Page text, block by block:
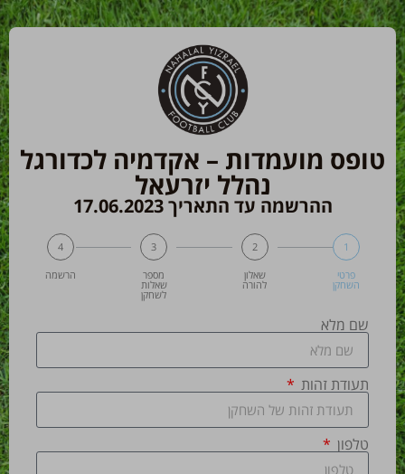
טופס מועמדות – אקדמיה לכדורגל
נהלל יזרעאל
ההרשמה עד התאריך 17.06.2023
1
פרטי
השחקן
2
שאלון
להורה
3
מספר
שאלות
לשחקן
4
הרשמה
שם מלא
תעודת זהות
טלפון